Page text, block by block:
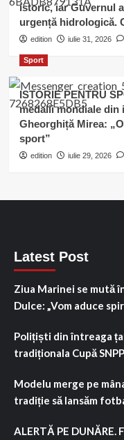
istoric, iar Guvernul
urgență hidrologică.
edition iulie 31, 2026
Sport
ISTORIE PENTRU
medalii mondiale din
Gheorghiță Mirea:
sport”
edition iulie 29, 2026
Latest Post
Ziua Marinei se mută
Dulce: „Vom aduce
Polițiști din întreaga
tradiționala Cupă
Modelu merge pe
tradiție să lansăm
ALERTĂ PE